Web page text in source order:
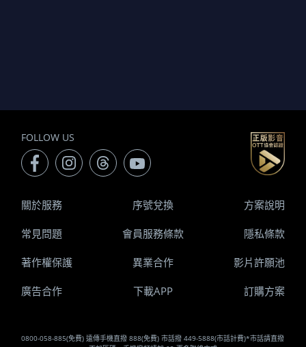
FOLLOW US
0800-058-885(免費) 遠傳手機直撥 888(免費) 市話撥 449-5888(市話計費)*市話請直撥
關於服務 序號兌換 方案說明
常見問題 會員服務條款 隱私條款
著作權保護 異業合作 影片許願池
廣告合作 下載APP 訂購方案